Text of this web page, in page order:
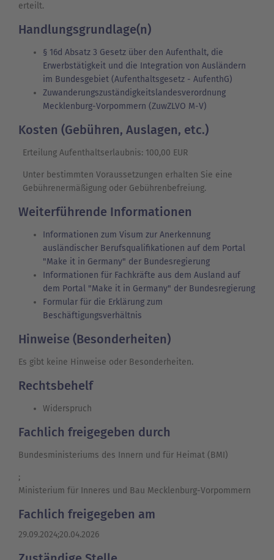
erteilt.
Handlungsgrundlage(n)
§ 16d Absatz 3 Gesetz über den Aufenthalt, die
Erwerbstätigkeit und die Integration von Ausländern
im Bundesgebiet (Aufenthaltsgesetz - AufenthG)
Zuwanderungszuständigkeitslandesverordnung
Mecklenburg-Vorpommern (ZuwZLVO M-V)
Kosten (Gebühren, Auslagen, etc.)
Erteilung Aufenthaltserlaubnis: 100,00 EUR
Unter bestimmten Voraussetzungen erhalten Sie eine
Gebührenermäßigung oder Gebührenbefreiung.
Weiterführende Informationen
Informationen zum Visum zur Anerkennung
ausländischer Berufsqualifikationen auf dem Portal
"Make it in Germany" der Bundesregierung
Informationen für Fachkräfte aus dem Ausland auf
dem Portal "Make it in Germany" der Bundesregierung
Formular für die Erklärung zum
Beschäftigungsverhältnis
Hinweise (Besonderheiten)
Es gibt keine Hinweise oder Besonderheiten.
Rechtsbehelf
Widerspruch
Fachlich freigegeben durch
Bundesministeriums des Innern und für Heimat (BMI)
;
Ministerium für Inneres und Bau Mecklenburg-Vorpommern
Fachlich freigegeben am
29.09.2024;20.04.2026